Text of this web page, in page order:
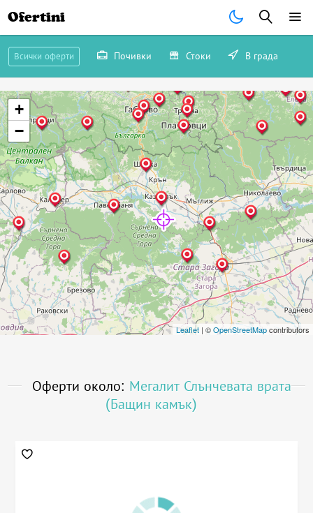
Ofertini
Всички оферти Почивки Стоки В града
+
−
Leaflet | ©OpenStreetMapcontributors
Оферти около: Мегалит Слънчевата врата
(Бащин камък)